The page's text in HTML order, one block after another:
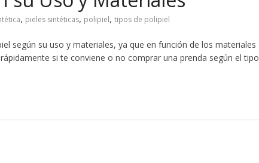
, pieles sintéticas, polipiel, tipos de polipiel
según su uso y materiales, ya que en función de los materiales
si te conviene o no comprar una prenda según el tipo